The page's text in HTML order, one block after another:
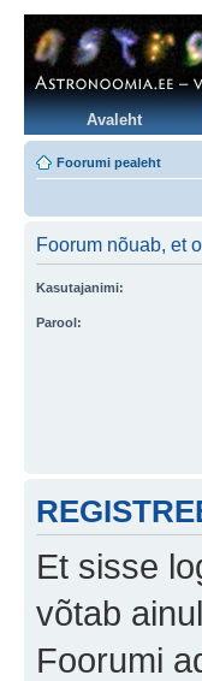
Avaleht
Foorumi pealeht
Foorum nõuab, et
Kasutajanimi:
Parool:
Et sisse
võtab
Foorumi